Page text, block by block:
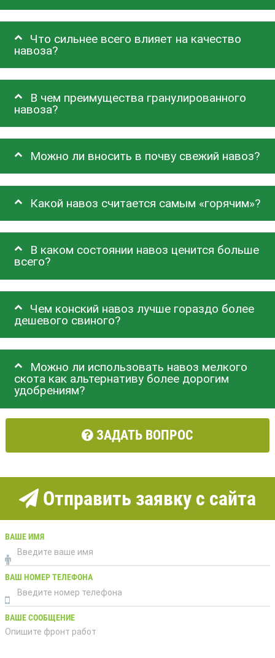
Что сильнее всего влияет на качество
навоза?
В чем преимущества гранулированного
навоза?
Можно ли вносить в почву свежий навоз?
Какой навоз считается самым «горячим»?
В каком состоянии навоз ценится больше
всего?
Чем конский навоз лучше гораздо более
дешевого свиного?
Можно ли использовать навоз мелкого
скота как альтернативу более дорогим
удобрениям?
ЗАДАТЬ ВОПРОС
Отправить заявку с сайта
ВАШЕ ИМЯ
ВАШ НОМЕР ТЕЛЕФОНА
ВАШЕ СООБЩЕНИЕ